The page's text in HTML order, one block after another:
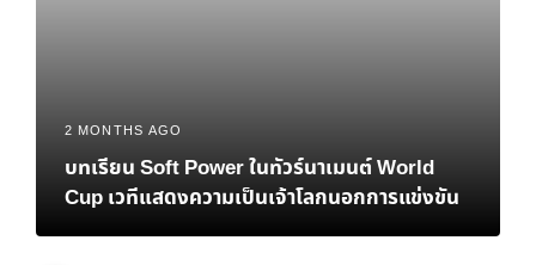
2 MONTHS AGO
บทเรียน Soft Power ในทัวร์นาเมนต์ World
Cup เวทีแสดงความเป็นเจ้าโลกนอกการแข่งขัน